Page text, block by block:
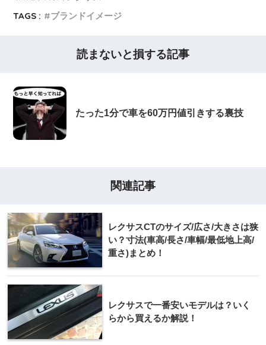
TAGS :
ブランドイメージ
読まないと損する記事
たった1分で車を60万円値引きする裏技
関連記事
レクサスCTのサイズ/広さ/大きさは狭
い？寸法(車高/長さ/車幅/最低地上高/
重さ)まとめ！
レクサスで一番安いモデルは？いく
らから買えるか解説！